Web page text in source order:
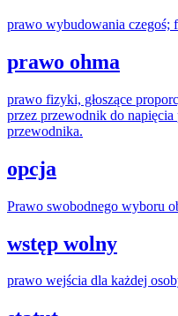
prawo wybudowania czegoś;
prawo ohma
prawo fizyki, głoszące
przez przewodnik do
przewodnika.
opcja
Prawo swobodnego wyboru
wstęp wolny
prawo wejścia dla każdej